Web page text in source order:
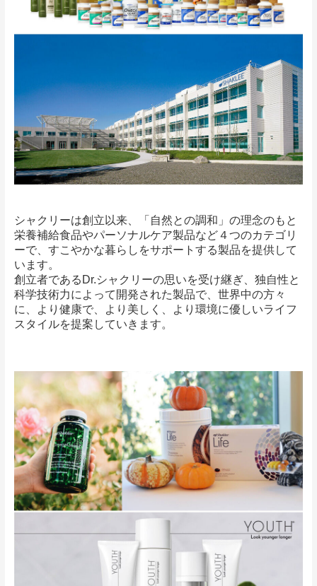
シャクリーは創立以来、「自然との調和」の理念のもと
栄養補給食品やパーソナルケア製品など４つのカテゴリ
ーで、すこやかな暮らしをサポートする製品を提供して
います。
創立者であるDr.シャクリーの思いを受け継ぎ、独自性と
科学技術力によって開発された製品で、世界中の方々
に、より健康で、より美しく、より環境に優しいライフ
スタイルを提案していきます。